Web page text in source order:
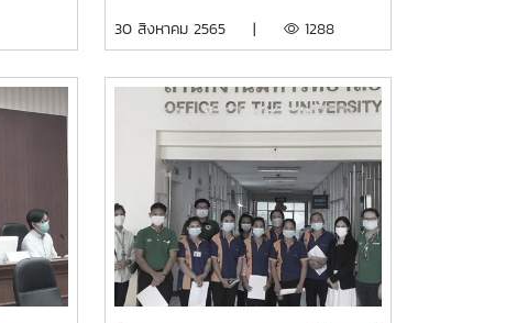
เขียว หน่วยงานภายในกลุ่มอาคาร
ตระหนักรู้ ถึงประโยชน์ของดำเนินงาน
สำนักงานสีเขียว (Green Office) ที่
เป็นมิตรกับสิ่งแวดล้อมอย่างยั่งยืนให้
แก่บุคลากรอย่างต่อเนื่อง และเตรียม
ความพร้อมสำหรับการตรวจประเมิน
ภายใน ประจำปี 2565 และ ตามเกณฑ์
การประเมินสำนักงานสีเขียว
30 สิงหาคม 2565 | 1288